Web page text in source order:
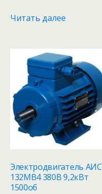
Читать далее
Электродвигатель АИС
132MB4 380В 9,2кВт
1500об